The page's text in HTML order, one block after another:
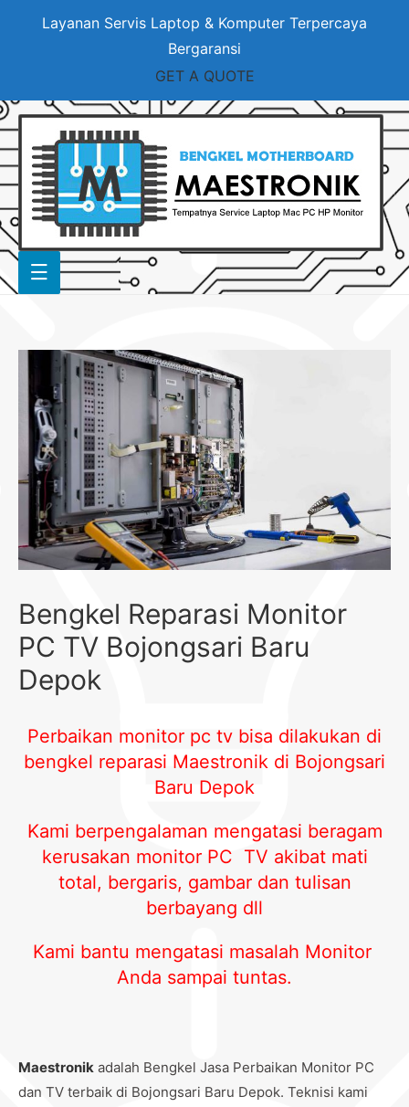
Layanan Servis Laptop & Komputer Terpercaya
Bergaransi
GET A QUOTE
Bengkel Reparasi Monitor
PC TV Bojongsari Baru
Depok
Perbaikan monitor pc tv bisa dilakukan di
bengkel reparasi Maestronik di Bojongsari
Baru Depok
Kami berpengalaman mengatasi beragam
kerusakan monitor PC TV akibat mati
total, bergaris, gambar dan tulisan
berbayang dll
Kami bantu mengatasi masalah Monitor
Anda sampai tuntas.
Maestronik adalah Bengkel Jasa Perbaikan Monitor PC
dan TV terbaik di Bojongsari Baru Depok. Teknisi kami